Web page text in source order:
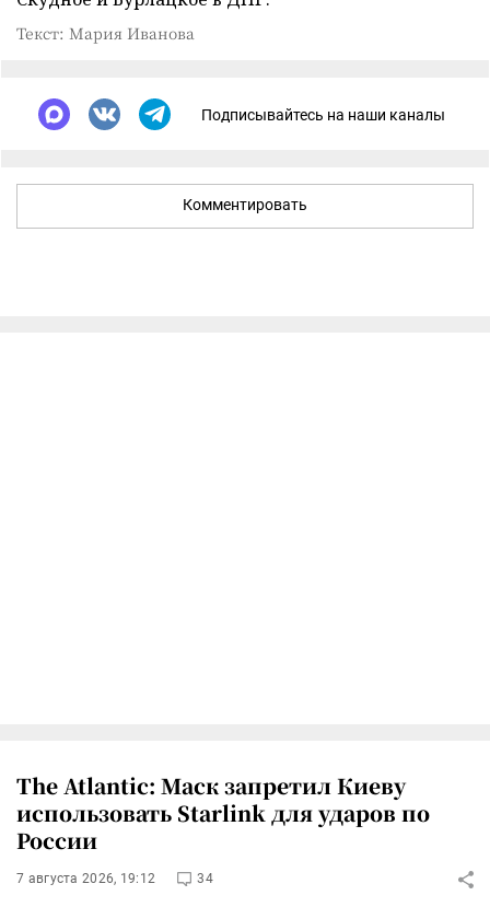
Текст: Мария Иванова
Подписывайтесь на наши каналы
Комментировать
The Atlantic: Маск запретил Киеву
использовать Starlink для ударов по
России
7 августа 2026, 19:12 34